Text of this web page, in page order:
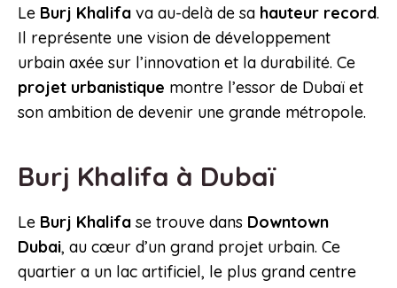
Le Burj Khalifa va au-delà de sa hauteur record.
Il représente une vision de développement
urbain axée sur l’innovation et la durabilité. Ce
projet urbanistique montre l’essor de Dubaï et
son ambition de devenir une grande métropole.
Burj Khalifa à Dubaï
Le Burj Khalifa se trouve dans Downtown
Dubai, au cœur d’un grand projet urbain. Ce
quartier a un lac artificiel, le plus grand centre